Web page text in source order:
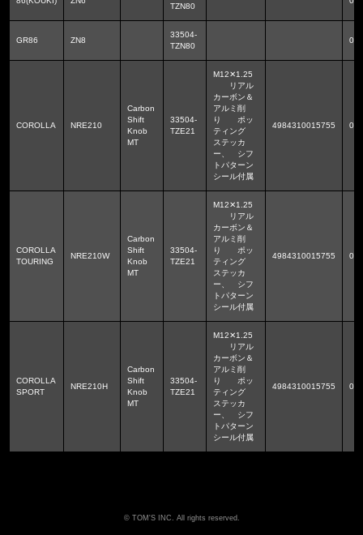
TZN80
GR86 ZN8
33504-
TZN80
0.1
COROLLA NRE210
Carbon
Shift
Knob
MT
33504-
TZE21
M12✕1.25
リアル
カーボン＆
アルミ削
り ポッ
ティング
ステッカ
ー、 シフ
トパターン
シール付属
4984310015755 0.1
COROLLA
TOURING
NRE210W
Carbon
Shift
Knob
MT
33504-
TZE21
M12✕1.25
リアル
カーボン＆
アルミ削
り ポッ
ティング
ステッカ
ー、 シフ
トパターン
シール付属
4984310015755 0.1
COROLLA
SPORT
NRE210H
Carbon
Shift
Knob
MT
33504-
TZE21
M12✕1.25
リアル
カーボン＆
アルミ削
り ポッ
ティング
ステッカ
ー、 シフ
トパターン
シール付属
4984310015755 0.1
TOM'S INC. All rights reserved.